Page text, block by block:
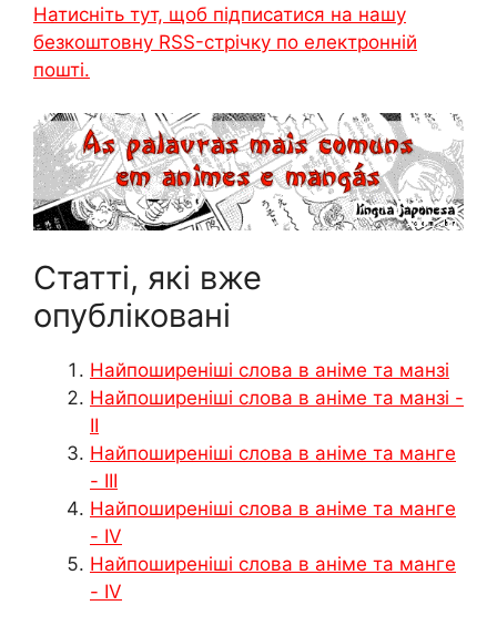
Натисніть тут, щоб підписатися на нашу
безкоштовну RSS-стрічку по електронній
пошті.
Статті, які вже
опубліковані
Найпоширеніші слова в аніме та манзі
Найпоширеніші слова в аніме та манзі -
II
Найпоширеніші слова в аніме та манге
- III
Найпоширеніші слова в аніме та манге
- IV
Найпоширеніші слова в аніме та манге
- IV